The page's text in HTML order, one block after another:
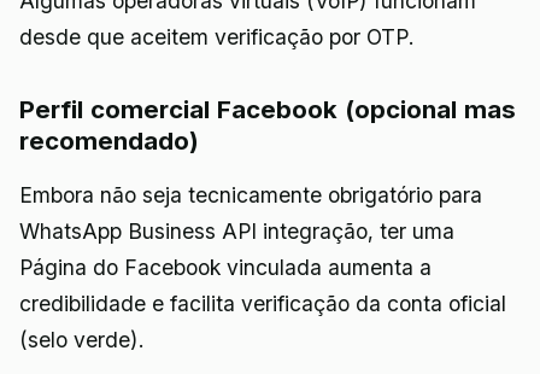
desde que aceitem verificação por OTP.
Perfil comercial Facebook (opcional mas
recomendado)
Embora não seja tecnicamente obrigatório para
WhatsApp Business API integração, ter uma
Página do Facebook vinculada aumenta a
credibilidade e facilita verificação da conta oficial
(selo verde).